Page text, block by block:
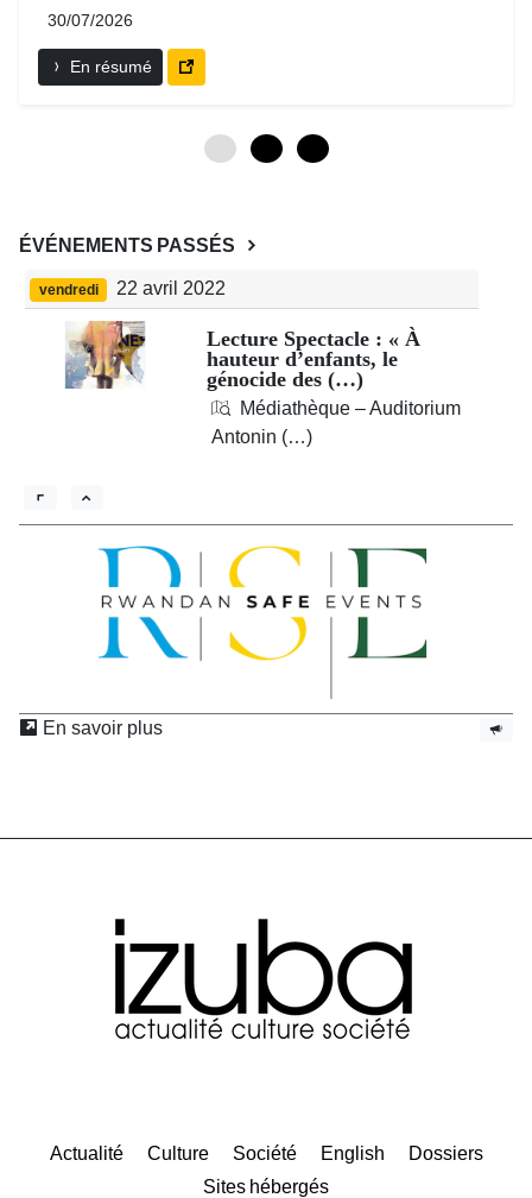
30/07/2026
En résumé
ÉVÉNEMENTS PASSÉS
vendredi 22 avril 2022
Lecture Spectacle : « À
hauteur d’enfants, le
génocide des (…)
Médiathèque – Auditorium
Antonin (…)
En savoir plus
Actualité Culture Société English
Dossiers
Sites hébergés